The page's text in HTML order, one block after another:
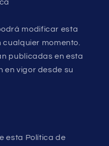
modificar esta
cualquier momento.
publicadas en esta
en vigor desde su
esta Política de